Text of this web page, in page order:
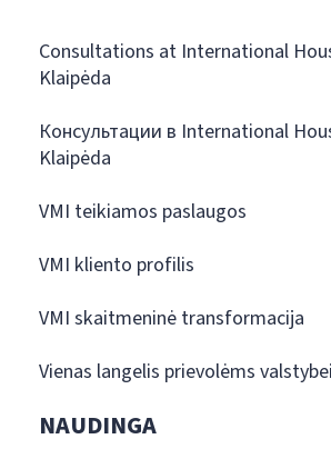
Consultations at International
Klaipėda
Консультации в International
Klaipėda
VMI teikiamos paslaugos
VMI kliento profilis
VMI skaitmeninė transformacija
Vienas langelis prievolėms
NAUDINGA